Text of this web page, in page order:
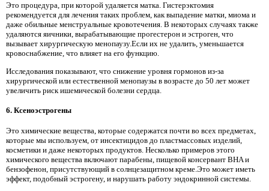
Это процедура, при которой удаляется матка. Гистерэктомия
рекомендуется для лечения таких проблем, как выпадение матки, миома и
даже обильные менструальные кровотечения. В некоторых случаях также
удаляются яичники, вырабатывающие прогестерон и эстроген, что
вызывает хирургическую менопаузу.Если их не удалить, уменьшается
кровоснабжение, что влияет на его функцию.
Исследования показывают, что снижение уровня гормонов из-за
хирургической или естественной менопаузы в возрасте до 50 лет может
увеличить риск ишемической болезни сердца.
6. Ксеноэстрогены
Это химические вещества, которые содержатся почти во всех предметах,
которые мы используем, от инсектицидов до пластмассовых изделий,
косметики и даже некоторых продуктов. Несколько примеров этого
химического вещества включают парабены, пищевой консервант BHA и
бензофенон, присутствующий в солнцезащитном креме.Это может иметь
эффект, подобный эстрогену, и нарушать работу эндокринной системы.